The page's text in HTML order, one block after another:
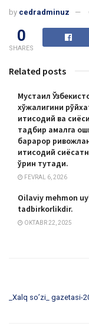
by cedradminuz
0
SHARES
Related posts
Мустақил
хўжалигини
иқтисодий ва
тадбир амалга
барқарор
иқтисодий
ўрин тутади.
FEVRAL 6, 2026
Oilaviy mehmon
tadbirkorlikdir.
OKTABR 22, 2025
_Xalq so’zi_ gazetasi-